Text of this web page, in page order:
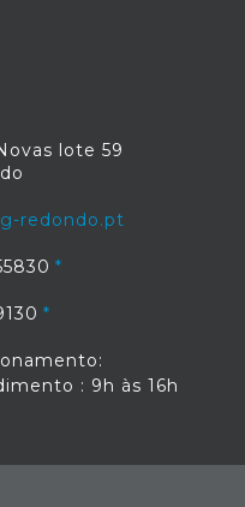
lote 59
redondo.pt
: 9h às 16h